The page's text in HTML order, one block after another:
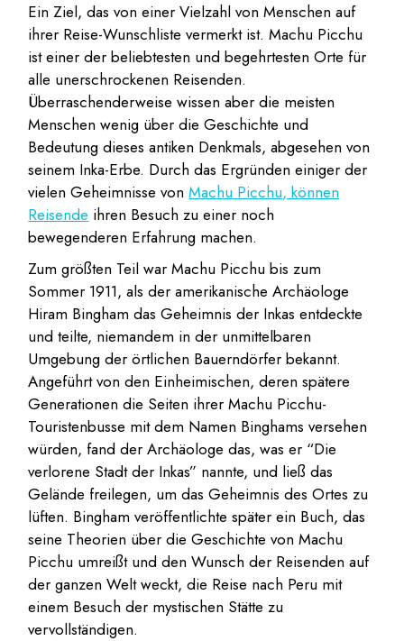
Ein Ziel, das von einer Vielzahl von Menschen auf
ihrer Reise-Wunschliste vermerkt ist. Machu Picchu
ist einer der beliebtesten und begehrtesten Orte für
alle unerschrockenen Reisenden.
Überraschenderweise wissen aber die meisten
Menschen wenig über die Geschichte und
Bedeutung dieses antiken Denkmals, abgesehen von
seinem Inka-Erbe. Durch das Ergründen einiger der
vielen Geheimnisse vonMachu Picchu, können
Reisende ihren Besuch zu einer noch
bewegenderen Erfahrung machen.
Zum größten Teil war Machu Picchu bis zum
Sommer 1911, als der amerikanische Archäologe
Hiram Bingham das Geheimnis der Inkas entdeckte
und teilte, niemandem in der unmittelbaren
Umgebung der örtlichen Bauerndörfer bekannt.
Angeführt von den Einheimischen, deren spätere
Generationen die Seiten ihrer Machu Picchu-
Touristenbusse mit dem Namen Binghams versehen
würden, fand der Archäologe das, was er “Die
verlorene Stadt der Inkas” nannte, und ließ das
Gelände freilegen, um das Geheimnis des Ortes zu
lüften. Bingham veröffentlichte später ein Buch, das
seine Theorien über die Geschichte von Machu
Picchu umreißt und den Wunsch der Reisenden auf
der ganzen Welt weckt, die Reise nach Peru mit
einem Besuch der mystischen Stätte zu
vervollständigen.